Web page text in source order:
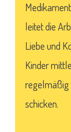
leitet die
Liebe und
Kinder
regelmäßig
schicken.